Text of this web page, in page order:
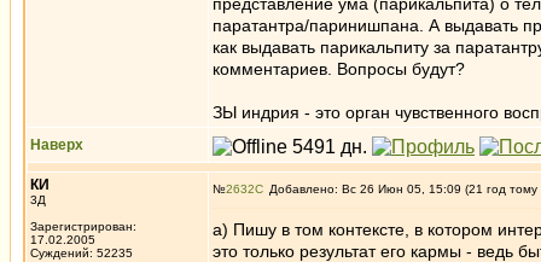
паратантра/паринишпана. А выдавать
как выдавать парикальпиту за
комментариев. Вопросы будут?
ЗЫ индрия - это орган чувственного
Наверх
КИ
3Д
Зарегистрирован:
17.02.2005
Суждений: 52235
№2632 Добавлено: Вс 26 Июн 05, 15:09 (21 год тому
а) Пишу в том контексте, в котором
это только результат его кармы - ведь